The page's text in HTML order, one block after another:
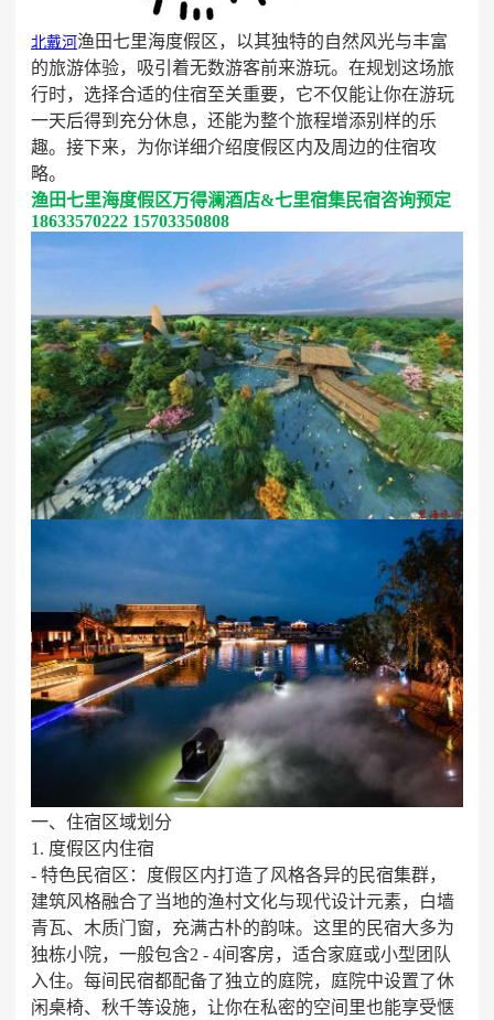
北戴河 渔田七里海度假区，以其独特的自然风光与丰富
的旅游体验，吸引着无数游客前来游玩。在规划这场旅
行时，选择合适的住宿至关重要，它不仅能让你在游玩
一天后得到充分休息，还能为整个旅程增添别样的乐
趣。接下来，为你详细介绍度假区内及周边的住宿攻
略。
渔田七里海度假区万得澜酒店&七里宿集​民宿咨询预定
18633570222 15703350808